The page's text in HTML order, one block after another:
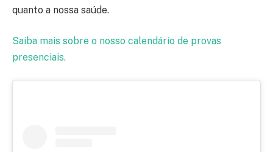
quanto a nossa saúde.
Saiba mais sobre o nosso calendário de provas
presenciais.